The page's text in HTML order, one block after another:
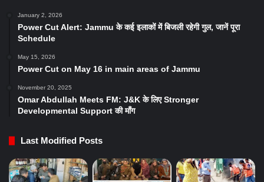
January 2, 2026
Power Cut Alert: Jammu के कई इलाकों में बिजली रहेगी गुल, जानें पूरा
Schedule
May 15, 2026
Power Cut on May 16 in main areas of Jammu
November 20, 2025
Omar Abdullah Meets FM: J&K के लिए Stronger
Developmental Support की माँग
Last Modified Posts